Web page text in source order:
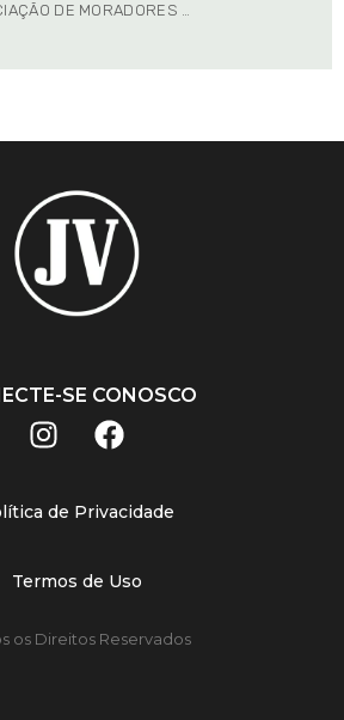
DE MORADORES …
SE CONOSCO
de Privacidade
Termos de Uso
os Direitos Reservados